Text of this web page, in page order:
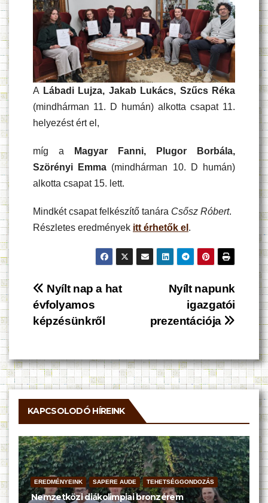
A Lábadi Lujza, Jakab Lukács, Szűcs Réka
(mindhárman 11. D humán) alkotta csapat 11.
helyezést ért el,
míg a
Magyar Fanni, Plugor Borbála,
Szörényi Emma (mindhárman 10. D humán)
alkotta csapat 15. lett.
Mindkét csapat felkészítő tanára Csősz Róbert.
Részletes eredmények itt érhetők el .
Bejegyzés
navigáció
Nyílt napunk
igazgatói
prezentációja
Nyílt nap a hat
évfolyamos
képzésünkről
KAPCSOLODÓ HÍREINK
EREDMÉNYEINK SAPERE AUDE TEHETSÉGGONDOZÁS
Nemzetközi diákolimpiai bronzérem